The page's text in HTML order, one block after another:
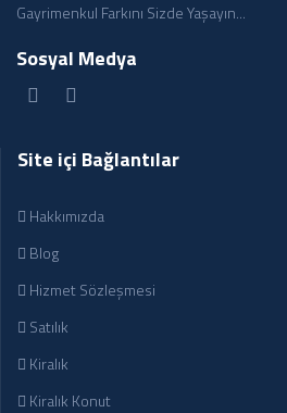
Gayrimenkul Farkını Sizde Yaşayın...
Sosyal Medya
Site içi Bağlantılar
Hakkımızda
Blog
Hizmet Sözleşmesi
Satılık
Kiralık
Kiralık Konut